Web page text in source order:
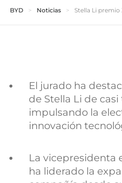
BYD Noticias Stella Li premio
El jurado ha
de Stella Li de
impulsando la
innovación
La vicepresidenta
ha liderado la